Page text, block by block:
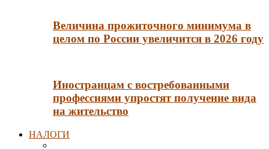
Величина прожиточного минимума в
целом по России увеличится в 2026 году
Иностранцам с востребованными
профессиями упростят получение вида
на жительство
НАЛОГИ